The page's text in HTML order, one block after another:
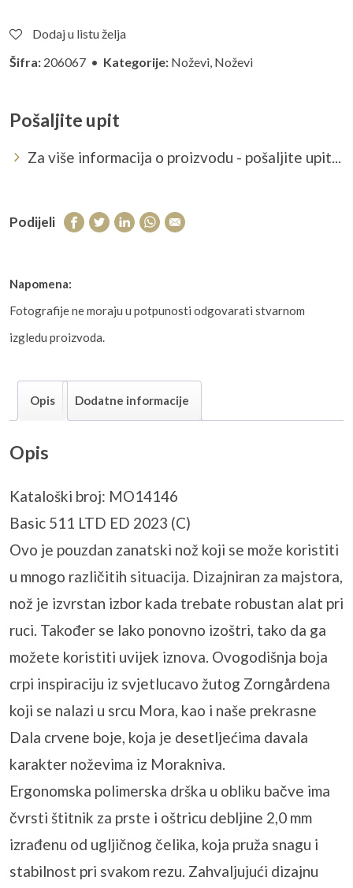
Dodaj u listu želja
Šifra: 206067 • Kategorije: Noževi Noževi
Pošaljite upit
Za više informacija o proizvodu - pošaljite upit...
Podijeli
Napomena:
Fotografije ne moraju u potpunosti odgovarati stvarnom
izgledu proizvoda.
Opis Dodatne informacije
Opis
Kataloški broj: MO14146
Basic 511 LTD ED 2023 (C)
Ovo je pouzdan zanatski nož koji se može koristiti
u mnogo različitih situacija. Dizajniran za majstora,
nož je izvrstan izbor kada trebate robustan alat pri
ruci. Također se lako ponovno izoštri, tako da ga
možete koristiti uvijek iznova. Ovogodišnja boja
crpi inspiraciju iz svjetlucavo žutog Zorngårdena
koji se nalazi u srcu Mora, kao i naše prekrasne
Dala crvene boje, koja je desetljećima davala
karakter noževima iz Morakniva.
Ergonomska polimerska drška u obliku bačve ima
čvrsti štitnik za prste i oštricu debljine 2,0 mm
izrađenu od ugljičnog čelika, koja pruža snagu i
stabilnost pri svakom rezu. Zahvaljujući dizajnu